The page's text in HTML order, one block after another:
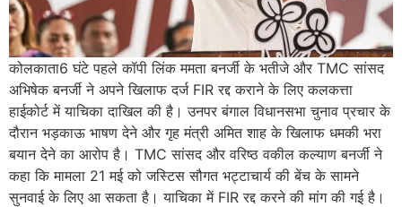
कोलकाता6 घंटे पहले कॉपी लिंक ममता बनर्जी के भतीजे और TMC सांसद
अभिषेक बनर्जी ने अपने खिलाफ दर्ज FIR रद्द कराने के लिए कलकत्ता
हाईकोर्ट में याचिका दाखिल की है। उनपर बंगाल विधानसभा चुनाव प्रचार के
दौरान भड़काऊ भाषण देने और गृह मंत्री अमित शाह के खिलाफ धमकी भरा
बयान देने का आरोप है। TMC सांसद और वरिष्ठ वकील कल्याण बनर्जी ने
कहा कि मामला 21 मई को जस्टिस सौगत भट्टाचार्य की बेंच के सामने
सुनवाई के लिए आ सकता है। याचिका में FIR रद्द करने की मांग की गई है।